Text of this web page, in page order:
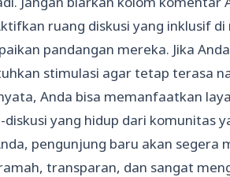
ruang diskusi yang inklusif di
pandangan mereka. Jika
stimulasi agar tetap terasa
Anda bisa memanfaatkan
yang hidup dari komunitas
pengunjung baru akan segera
transparan, dan sangat